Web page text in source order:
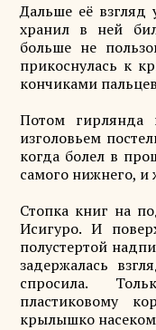
Дальше её взгляд
хранил в ней
больше не
прикоснулась к
кончиками
Потом гирлянда
изголовьем
когда болел в
самого нижнего, и
Стопка книг на
Исигуро. И
полустертой
задержалась
спросила.
пластиковому
крылышко